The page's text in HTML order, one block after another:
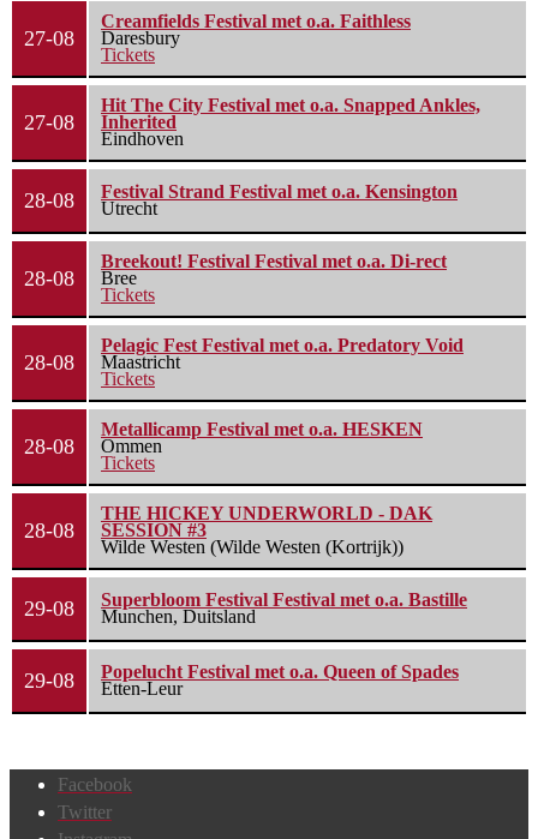
27-08
Creamfields Festival met o.a. Faithless
Daresbury
Tickets
27-08
Hit The City Festival met o.a. Snapped Ankles,
Inherited
Eindhoven
28-08
Festival Strand Festival met o.a. Kensington
Utrecht
28-08
Breekout! Festival Festival met o.a. Di-rect
Bree
Tickets
28-08
Pelagic Fest Festival met o.a. Predatory Void
Maastricht
Tickets
28-08
Metallicamp Festival met o.a. HESKEN
Ommen
Tickets
28-08
THE HICKEY UNDERWORLD - DAK
SESSION #3
Wilde Westen (Wilde Westen (Kortrijk))
29-08
Superbloom Festival Festival met o.a. Bastille
Munchen, Duitsland
29-08
Popelucht Festival met o.a. Queen of Spades
Etten-Leur
Facebook
Twitter